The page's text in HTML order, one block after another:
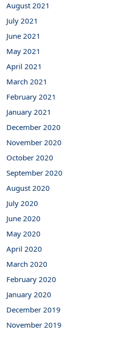
August 2021
July 2021
June 2021
May 2021
April 2021
March 2021
February 2021
January 2021
December 2020
November 2020
October 2020
September 2020
August 2020
July 2020
June 2020
May 2020
April 2020
March 2020
February 2020
January 2020
December 2019
November 2019